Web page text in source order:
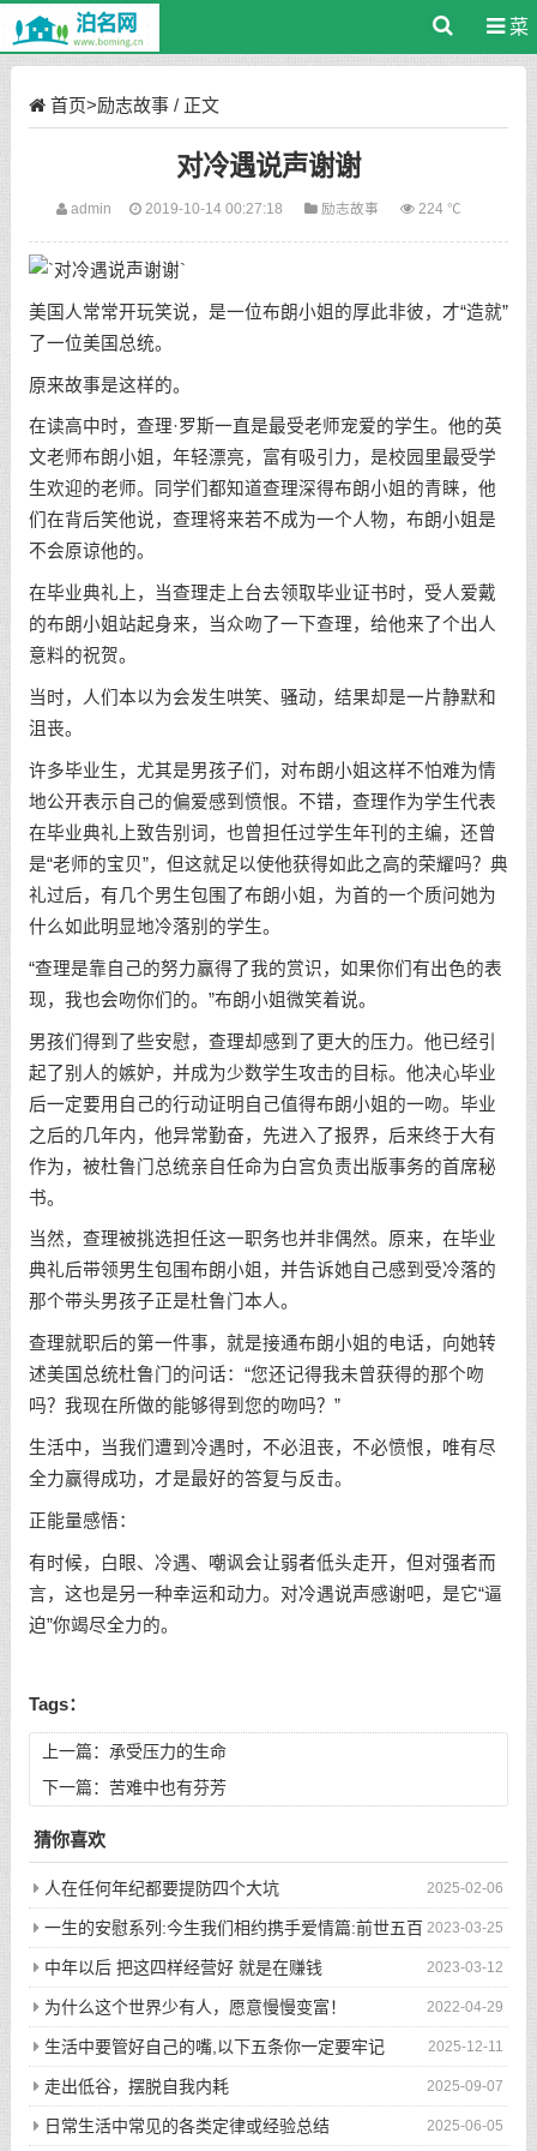
菜
首页>励志故事/ 正文
对冷遇说声谢谢
admin 2019-10-14 00:27:18 励志故事 224 ℃
美国人常常开玩笑说，是一位布朗小姐的厚此非彼，才“造就”
了一位美国总统。
原来故事是这样的。
在读高中时，查理·罗斯一直是最受老师宠爱的学生。他的英
文老师布朗小姐，年轻漂亮，富有吸引力，是校园里最受学
生欢迎的老师。同学们都知道查理深得布朗小姐的青睐，他
们在背后笑他说，查理将来若不成为一个人物，布朗小姐是
不会原谅他的。
在毕业典礼上，当查理走上台去领取毕业证书时，受人爱戴
的布朗小姐站起身来，当众吻了一下查理，给他来了个出人
意料的祝贺。
当时，人们本以为会发生哄笑、骚动，结果却是一片静默和
沮丧。
许多毕业生，尤其是男孩子们，对布朗小姐这样不怕难为情
地公开表示自己的偏爱感到愤恨。不错，查理作为学生代表
在毕业典礼上致告别词，也曾担任过学生年刊的主编，还曾
是“老师的宝贝”，但这就足以使他获得如此之高的荣耀吗？典
礼过后，有几个男生包围了布朗小姐，为首的一个质问她为
什么如此明显地冷落别的学生。
“查理是靠自己的努力赢得了我的赏识，如果你们有出色的表
现，我也会吻你们的。”布朗小姐微笑着说。
男孩们得到了些安慰，查理却感到了更大的压力。他已经引
起了别人的嫉妒，并成为少数学生攻击的目标。他决心毕业
后一定要用自己的行动证明自己值得布朗小姐的一吻。毕业
之后的几年内，他异常勤奋，先进入了报界，后来终于大有
作为，被杜鲁门总统亲自任命为白宫负责出版事务的首席秘
书。
当然，查理被挑选担任这一职务也并非偶然。原来，在毕业
典礼后带领男生包围布朗小姐，并告诉她自己感到受冷落的
那个带头男孩子正是杜鲁门本人。
查理就职后的第一件事，就是接通布朗小姐的电话，向她转
述美国总统杜鲁门的问话：“您还记得我未曾获得的那个吻
吗？我现在所做的能够得到您的吻吗？”
生活中，当我们遭到冷遇时，不必沮丧，不必愤恨，唯有尽
全力赢得成功，才是最好的答复与反击。
正能量感悟：
有时候，白眼、冷遇、嘲讽会让弱者低头走开，但对强者而
言，这也是另一种幸运和动力。对冷遇说声感谢吧，是它“逼
迫”你竭尽全力的。
Tags：
上一篇： 承受压力的生命
下一篇： 苦难中也有芬芳
猜你喜欢
2025-02-06
人在任何年纪都要提防四个大坑
2023-03-25
一生的安慰系列:今生我们相约携手爱情篇:前世五百
次的回眸才换来今生的相遇
2023-03-12
中年以后 把这四样经营好 就是在赚钱
2022-04-29
为什么这个世界少有人，愿意慢慢变富！
2025-12-11
生活中要管好自己的嘴,以下五条你一定要牢记
2025-09-07
走出低谷，摆脱自我内耗
2025-06-05
日常生活中常见的各类定律或经验总结